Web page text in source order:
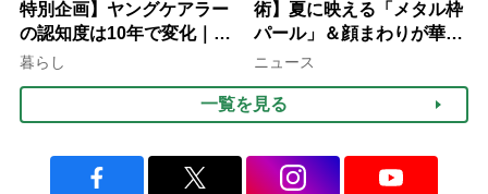
特別企画】ヤングケアラー
の認知度は10年で変化｜流
行語大賞にノミネート、法
暮らし
術】夏に映える「メタル枠
パール」＆顔まわりが華や
ぐ「揺れる一粒」の使い分
ニュース
一覧を見る